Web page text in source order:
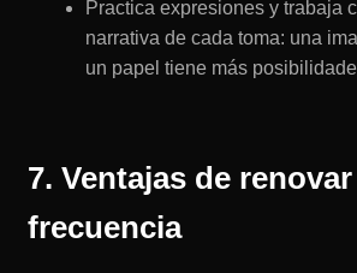
Practica expresiones y trabaja
narrativa de cada toma: una
un papel tiene más
7. Ventajas de
frecuencia